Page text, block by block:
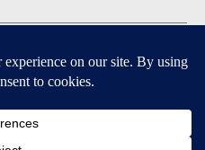
and Android